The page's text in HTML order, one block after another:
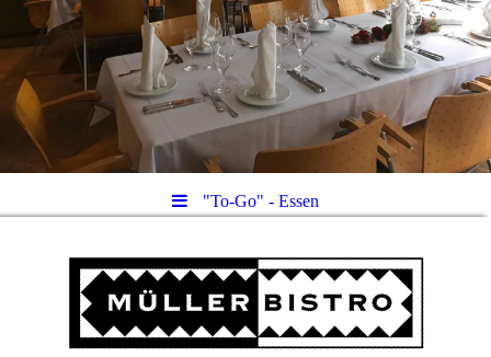
"To-Go" - Essen